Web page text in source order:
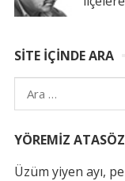
SITE İÇINDE ARA
Arama:
YÖREMIZ
Üzüm yiyen ayı,